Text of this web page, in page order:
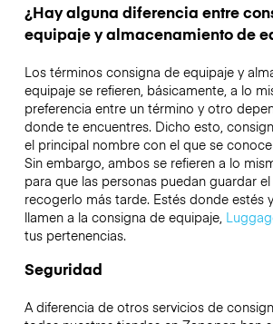
¿Hay alguna diferencia entre
equipaje y almacenamiento de
Los términos consigna de equipaje y
equipaje se refieren, básicamente, a lo
preferencia entre un término y otro
donde te encuentres. Dicho esto,
el principal nombre con el que se
Sin embargo, ambos se refieren a lo
para que las personas puedan guardar
recogerlo más tarde. Estés donde estés
llamen a la consigna de equipaje,
tus pertenencias.
Seguridad
A diferencia de otros servicios de